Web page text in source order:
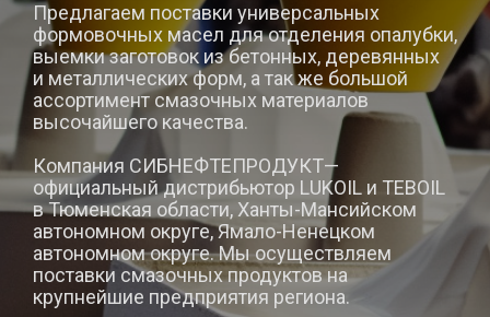
Предлагаем поставки универсальных
формовочных масел для отделения опалубки,
выемки заготовок из бетонных, деревянных
и металлических форм, а так же большой
ассортимент смазочных материалов
высочайшего качества.
Компания СИБНЕФТЕПРОДУКТ—
официальный дистрибьютор LUKOIL и TEBOIL
в Тюменская области, Ханты-Мансийском
автономном округе, Ямало-Ненецком
автономном округе. Мы осуществляем
поставки смазочных продуктов на
крупнейшие предприятия региона.